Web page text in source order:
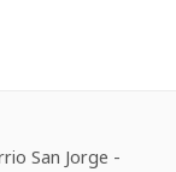
San Jorge -